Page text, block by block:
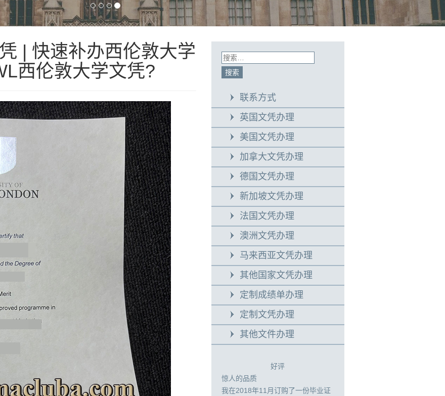
| 快速补办西伦敦大学
西伦敦大学文凭?
联系方式
英国文凭办理
美国文凭办理
加拿大文凭办理
德国文凭办理
新加坡文凭办理
法国文凭办理
澳洲文凭办理
马来西亚文凭办理
其他国家文凭办理
定制成绩单办理
定制文凭办理
其他文件办理
好评
惊人的品质
我在2018年11月订购了一份毕业证